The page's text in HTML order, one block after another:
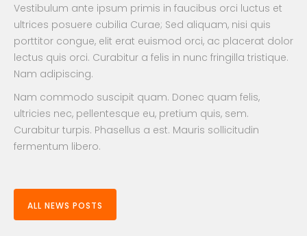
Vestibulum ante ipsum primis in faucibus orci luctus et
ultrices posuere cubilia Curae; Sed aliquam, nisi quis
porttitor congue, elit erat euismod orci, ac placerat dolor
lectus quis orci. Curabitur a felis in nunc fringilla tristique.
Nam adipiscing.
Nam commodo suscipit quam. Donec quam felis,
ultricies nec, pellentesque eu, pretium quis, sem.
Curabitur turpis. Phasellus a est. Mauris sollicitudin
fermentum libero.
ALL NEWS POSTS